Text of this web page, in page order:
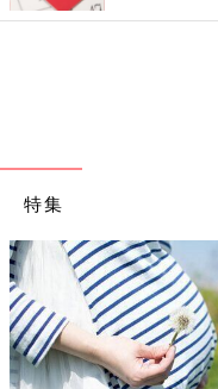
ベネッセ・ムック 最新！
特集
産後はお世話
ておきたいこ